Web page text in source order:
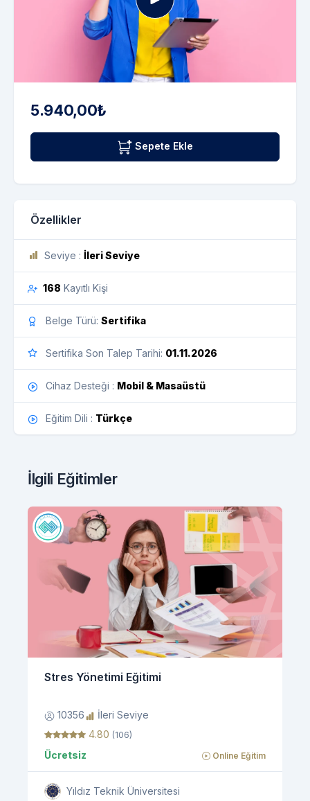
5.940,00₺
Sepete Ekle
Özellikler
Seviye : İleri Seviye
168 Kayıtlı Kişi
Belge Türü: Sertifika
Sertifika Son Talep Tarihi: 01.11.2026
Cihaz Desteği : Mobil & Masaüstü
Eğitim Dili : Türkçe
İlgili Eğitimler
Stres Yönetimi Eğitimi
10356
İleri Seviye
4.80 (106)
Ücretsiz Online Eğitim
Yıldız Teknik Üniversitesi